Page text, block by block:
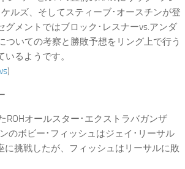
ルズ、そしてスティーブ･オースチンが登
グメントではブロック･レスナーvs.アンダ
ついての考察と勝敗予想をリング上で行う
るようです。
)
ROHオールスター･エクストラバガンザ
のボビー･フィッシュはジェイ･リーサル
に挑戦したが、フィッシュはリーサルに敗